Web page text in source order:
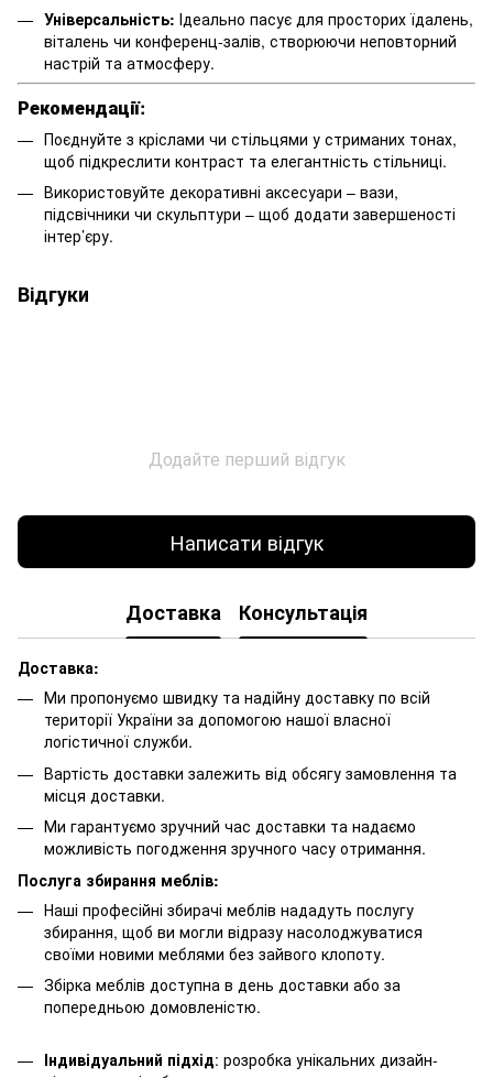
Універсальність: Ідеально пасує для просторих їдалень,
віталень чи конференц-залів, створюючи неповторний
настрій та атмосферу.
Рекомендації:
Поєднуйте з кріслами чи стільцями у стриманих тонах,
щоб підкреслити контраст та елегантність стільниці.
Використовуйте декоративні аксесуари – вази,
підсвічники чи скульптури – щоб додати завершеності
інтер’єру.
Відгуки
Додайте перший відгук
Написати відгук
Доставка Консультація
Доставка:
Ми пропонуємо швидку та надійну доставку по всій
території України за допомогою нашої власної
логістичної служби.
Вартість доставки залежить від обсягу замовлення та
місця доставки.
Ми гарантуємо зручний час доставки та надаємо
можливість погодження зручного часу отримання.
Послуга збирання меблів:
Наші професійні збирачі меблів нададуть послугу
збирання, щоб ви могли відразу насолоджуватися
своїми новими меблями без зайвого клопоту.
Збірка меблів доступна в день доставки або за
попередньою домовленістю.
Індивідуальний підхід: розробка унікальних дизайн-